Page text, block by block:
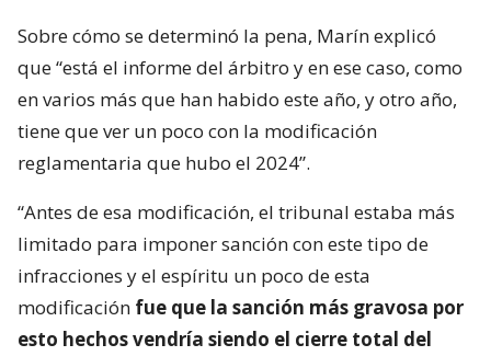
Sobre cómo se determinó la pena, Marín explicó
que “está el informe del árbitro y en ese caso, como
en varios más que han habido este año, y otro año,
tiene que ver un poco con la modificación
reglamentaria que hubo el 2024”.
“Antes de esa modificación, el tribunal estaba más
limitado para imponer sanción con este tipo de
infracciones y el espíritu un poco de esta
modificación fue que la sanción más gravosa por
esto hechos vendría siendo el cierre total del